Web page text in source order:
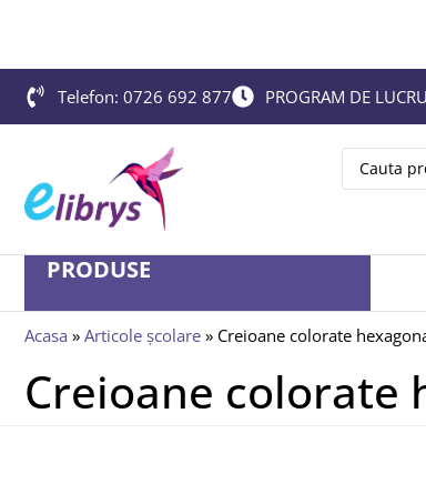
Telefon: 0726 692 877 PROGRAM DE
PRODUSE
Acasa » Articole școlare » Creioane colorate
Creioane colorate